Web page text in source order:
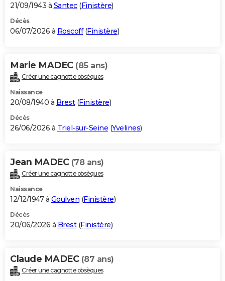
21/09/1943 à Santec(Finistère)
Décès
06/07/2026 à Roscoff(Finistère)
Marie MADEC (85 ans)
Créer une cagnotte obsèques
Naissance
20/08/1940 à Brest(Finistère)
Décès
26/06/2026 à Triel-sur-Seine (Yvelines)
Jean MADEC (78 ans)
Créer une cagnotte obsèques
Naissance
12/12/1947 à Goulven (Finistère)
Décès
20/06/2026 à Brest(Finistère)
Claude MADEC (87 ans)
Créer une cagnotte obsèques